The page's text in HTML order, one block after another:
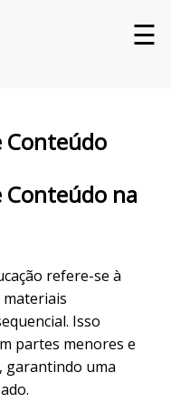
☰
Conteúdo
Conteúdo na
refere-se à
Isso
partes menores e
garantindo uma